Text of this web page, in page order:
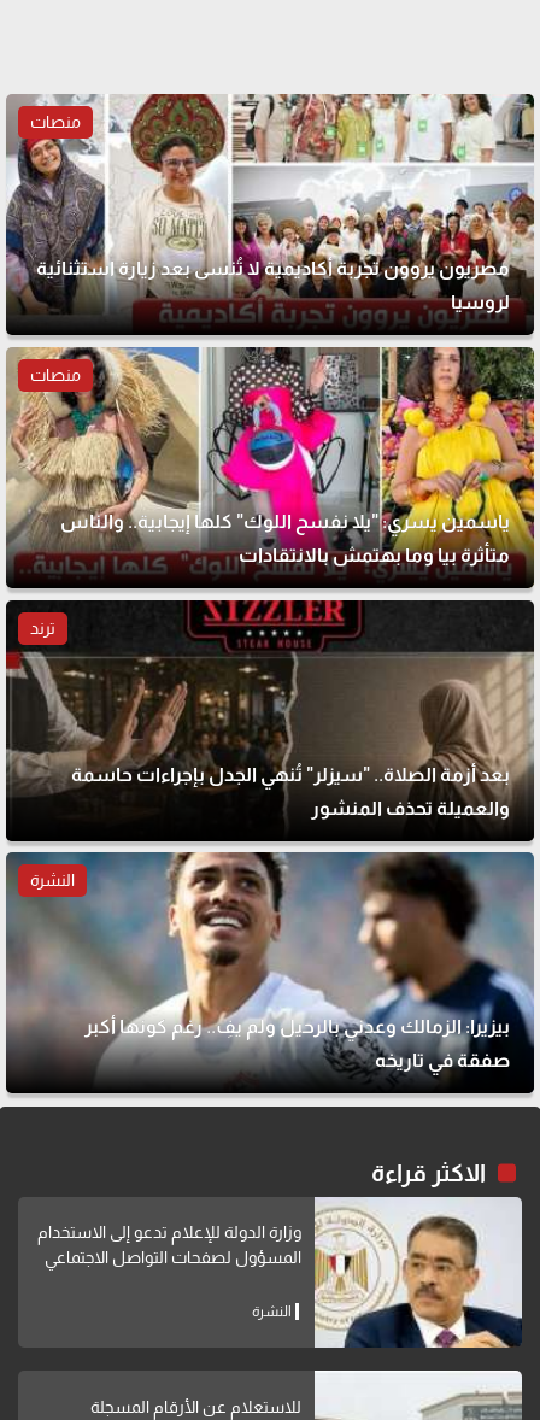
منصات
مصريون يروون تجربة أكاديمية لا تُنسى بعد زيارة استثنائية
لروسيا
منصات
ياسمين يسري: "يلا نفسح اللوك" كلها إيجابية.. والناس
متأثرة بيا وما بهتمش بالانتقادات
ترند
بعد أزمة الصلاة.. "سيزلر" تُنهي الجدل بإجراءات حاسمة
والعميلة تحذف المنشور
النشرة
بيزيرا: الزمالك وعدني بالرحيل ولم يفِ.. رغم كونها أكبر
صفقة في تاريخه
الاكثر قراءة
وزارة الدولة للإعلام تدعو إلى الاستخدام
المسؤول لصفحات التواصل الاجتماعي
النشرة
للاستعلام عن الأرقام المسجلة